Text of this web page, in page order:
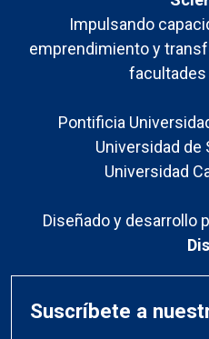
Impulsando
emprendimiento y
facultades
Pontificia
Universidad de
Universidad
Diseñado y desarrollo
Suscríbete a